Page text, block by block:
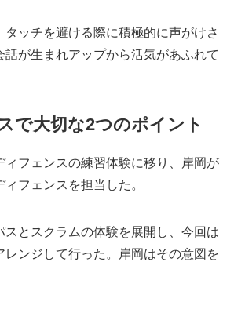
タッチを避ける際に積極的に声がけさ
話が生まれアップから活気があふれて
で大切な2つのポイント
ィフェンスの練習体験に移り、岸岡が
フェンスを担当した。
スとスクラムの体験を展開し、今回は
レンジして行った。岸岡はその意図を